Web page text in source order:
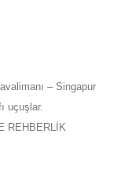
– Singapur
uçuşlar.
REHBERLİK